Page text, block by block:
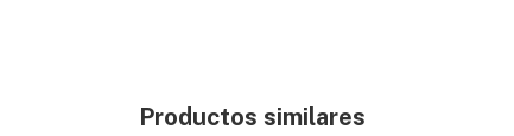
Productos similares